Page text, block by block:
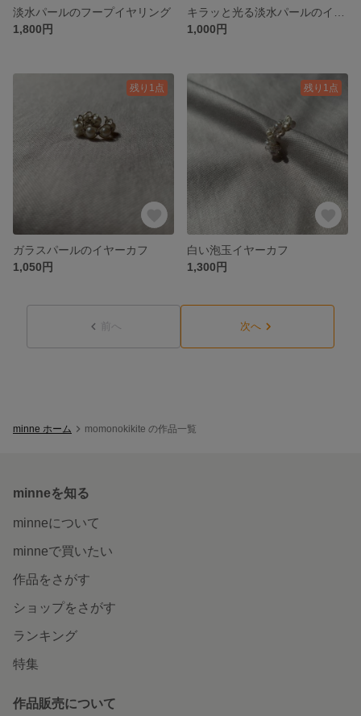
淡水パールのフープイヤリング
1,800円
1,000円
残り1点
ガラスパールのイヤーカフ
1,050円
残り1点
白い泡玉イヤーカフ
1,300円
前へ 次へ
minne ホーム momonokikite の作品一覧
minneを知る
minneについて
minneで買いたい
作品をさがす
ショップをさがす
ランキング
特集
作品販売について